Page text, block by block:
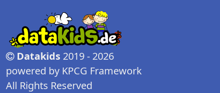
Datakids 2019 - 2026
powered by KPCG Framework
All Rights Reserved